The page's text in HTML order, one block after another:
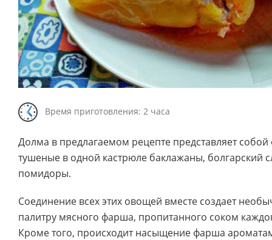
Время приготовления: 2 часа
Долма в предлагаемом рецепте представляет
тушеные в одной кастрюле баклажаны, болгарский
помидоры.
Соединение всех этих овощей вместе создает
палитру мясного фарша, пропитанного соком
Кроме того, происходит насыщение фарша